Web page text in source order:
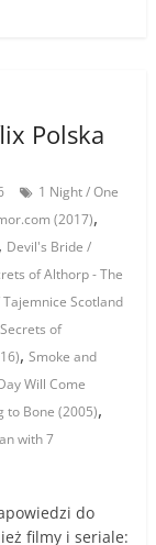
Polska
1 Night / One
(2017),
, Devil's Bride /
of Althorp - The
Scotland
Secrets of
,Smoke and
Will Come
to Bone (2005),
with 7
do
filmy i seriale: